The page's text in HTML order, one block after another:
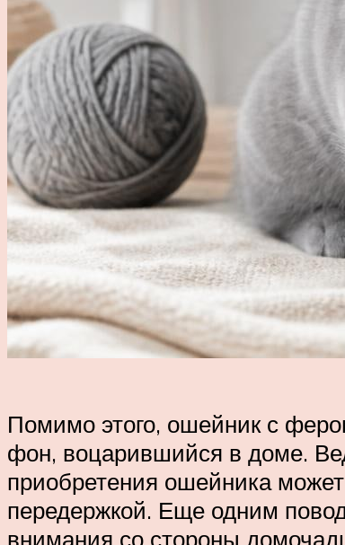
Помимо этого, ошейник с
фон, воцарившийся в доме.
приобретения ошейника
передержкой. Еще одним
внимания со стороны